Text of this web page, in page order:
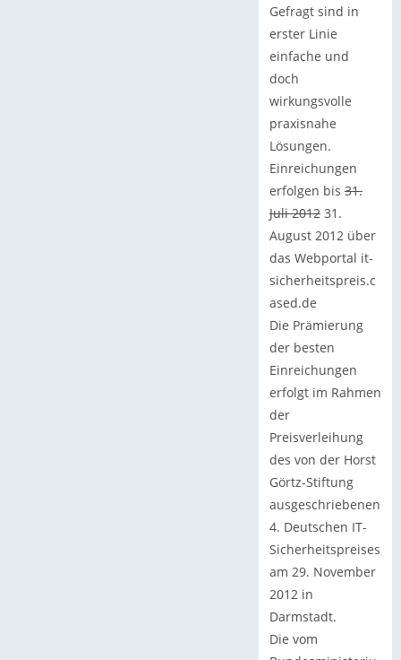
Gefragt sind in
erster Linie
einfache und
doch
wirkungsvolle
praxisnahe
Lösungen.
Einreichungen
erfolgen bis 31.
Juli 201231.
August 2012 über
das Webportal it-
sicherheitspreis.c
ased.de
Die Prämierung
der besten
Einreichungen
erfolgt im Rahmen
der
Preisverleihung
des von der Horst
Görtz-Stiftung
ausgeschriebenen
4. Deutschen IT-
Sicherheitspreises
am 29. November
2012 in
Darmstadt.
Die vom